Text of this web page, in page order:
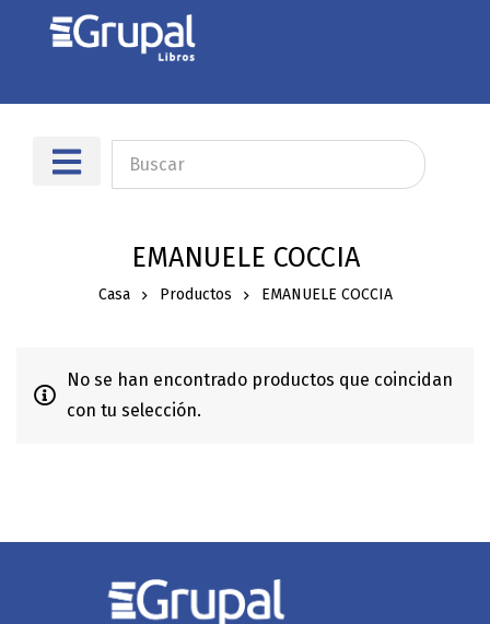
EMANUELE COCCIA
Casa Productos EMANUELE COCCIA
No se han encontrado productos que coincidan
con tu selección.